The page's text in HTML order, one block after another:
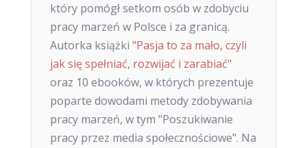
który pomógł setkom osób w zdobyciu
pracy marzeń w Polsce i za granicą.
Autorka książki "Pasja to za mało, czyli
jak się spełniać, rozwijać i zarabiać"
oraz 10 ebooków, w których prezentuje
poparte dowodami metody zdobywania
pracy marzeń, w tym "Poszukiwanie
pracy przez media społecznościowe". Na